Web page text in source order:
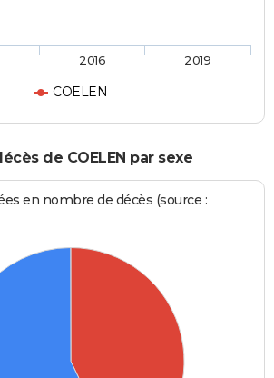
COELEN
2016 2019
de COELEN par sexe
en nombre de décès (source :